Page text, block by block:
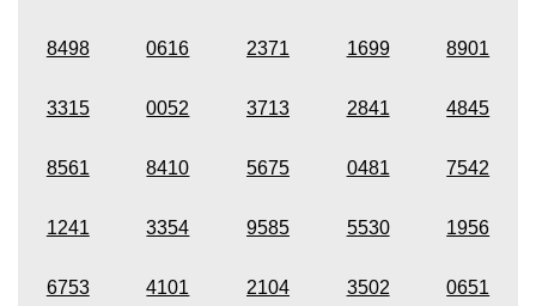
8498 0616 2371 1699 8901
3315 0052 3713 2841 4845
8561 8410 5675 0481 7542
1241 3354 9585 5530 1956
6753 4101 2104 3502 0651